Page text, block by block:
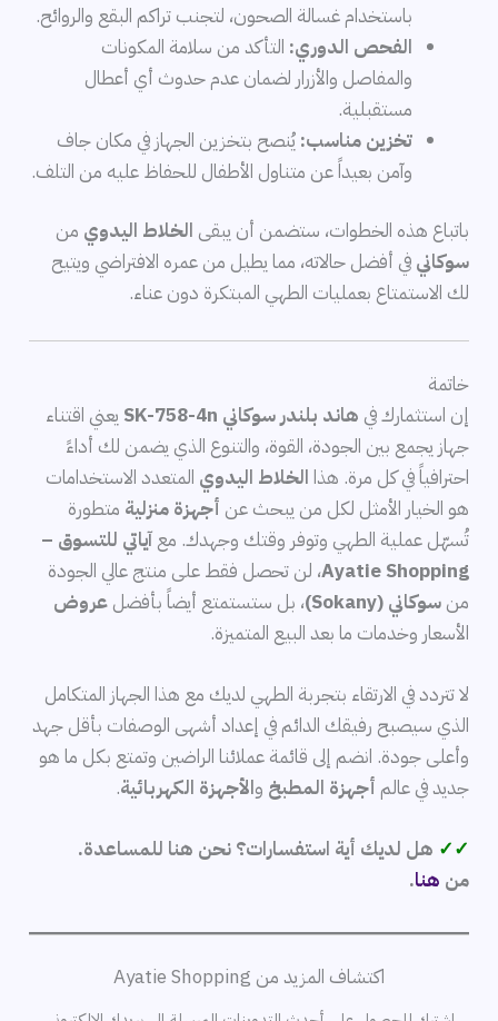
باستخدام غسالة الصحون، لتجنب تراكم البقع والروائح.
الفحص الدوري: التأكد من سلامة المكونات
والمفاصل والأزرار لضمان عدم حدوث أي أعطال
مستقبلية.
تخزين مناسب: يُنصح بتخزين الجهاز في مكان جاف
وآمن بعيداً عن متناول الأطفال للحفاظ عليه من التلف.
باتباع هذه الخطوات، ستضمن أن يبقى الخلاط اليدوي من
سوكاني في أفضل حالاته، مما يطيل من عمره الافتراضي ويتيح
لك الاستمتاع بعمليات الطهي المبتكرة دون عناء.
خاتمة
إن استثمارك في هاند بلندر سوكاني SK-758-4n
يعني اقتناء
جهاز يجمع بين الجودة، القوة، والتنوع الذي يضمن لك أداءً
احترافياً في كل مرة. هذا الخلاط اليدوي المتعدد الاستخدامات
هو الخيار الأمثل لكل من يبحث عن أجهزة منزلية متطورة
تُسهّل عملية الطهي وتوفر وقتك وجهدك. معآياتي للتسوق –
Ayatie Shopping، لن تحصل فقط على منتج عالي الجودة
منسوكاني (Sokany) ، بل ستستمتع أيضاً بأفضلعروض
الأسعار وخدمات ما بعد البيع المتميزة.
لا تتردد في الارتقاء بتجربة الطهي لديك مع هذا الجهاز المتكامل
الذي سيصبح رفيقك الدائم في إعداد أشهى الوصفات بأقل جهد
وأعلى جودة. انضم إلى قائمة عملائنا الراضين وتمتع بكل ما هو
جديد في عالم أجهزة المطبخ والأجهزة الكهربائية.
✓✓ هل لديك أية استفسارات؟ نحن هنا للمساعدة.
من هنا.
اكتشاف المزيد من Ayatie Shopping